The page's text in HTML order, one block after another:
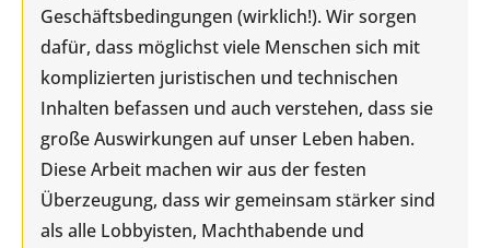
Geschäftsbedingungen (wirklich!). Wir sorgen
dafür, dass möglichst viele Menschen sich mit
komplizierten juristischen und technischen
Inhalten befassen und auch verstehen, dass sie
große Auswirkungen auf unser Leben haben.
Diese Arbeit machen wir aus der festen
Überzeugung, dass wir gemeinsam stärker sind
als alle Lobbyisten, Machthabende und